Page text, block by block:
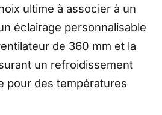
ultime à associer à un
éclairage personnalisable
de 360 mm et la
un refroidissement
pour des températures